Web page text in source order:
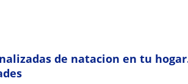
de natacion en tu